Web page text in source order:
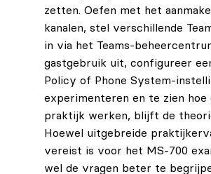
zetten. Oefen met het
kanalen, stel verschillende
in via het Teams-
gastgebruik uit, configureer
Policy of Phone System-
experimenteren en te zien hoe
praktijk werken, blijft de
Hoewel uitgebreide
vereist is voor het MS-700
wel de vragen beter te